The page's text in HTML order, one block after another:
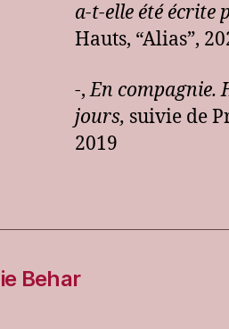
a-t-elle été écrite
Hauts, “Alias”,
-,En compagnie.
jours, suivie de
2019
Behar